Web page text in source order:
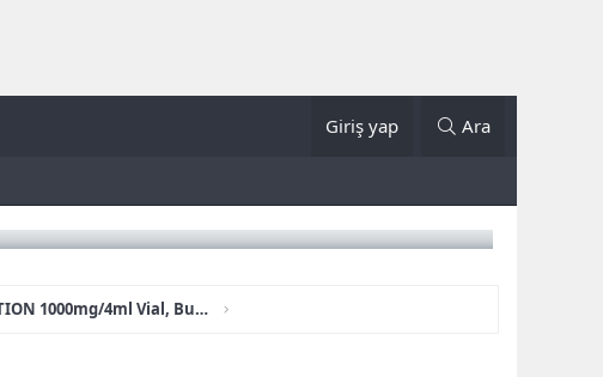
Giriş yap Ara
Buy NEBIDO INJECTION 1000mg/4ml Vial, Buy Genotropin 36 IU, Pfizer Genotropin Pen 12mg (36iu), Humatrope lilly 36IU